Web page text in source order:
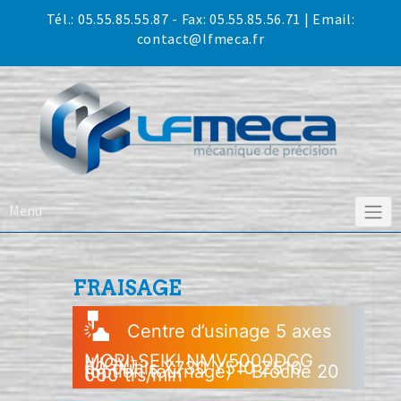
Tél.: 05.55.85.55.87 - Fax: 05.55.85.56.71 | Email:
contact@lfmeca.fr
Menu
FRAISAGE
Centre d’usinage 5 axes
MORI-SEIKI NMV5000DCG
(UGV)
60 outils X730 Y510 Z510
(option tournage) – Broche 20
000 trs/min